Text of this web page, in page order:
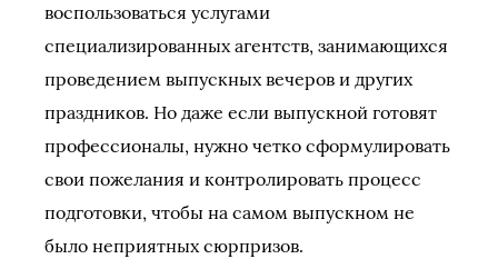
воспользоваться услугами
специализированных агентств, занимающихся
проведением выпускных вечеров и других
праздников. Но даже если выпускной готовят
профессионалы, нужно четко сформулировать
свои пожелания и контролировать процесс
подготовки, чтобы на самом выпускном не
было неприятных сюрпризов.